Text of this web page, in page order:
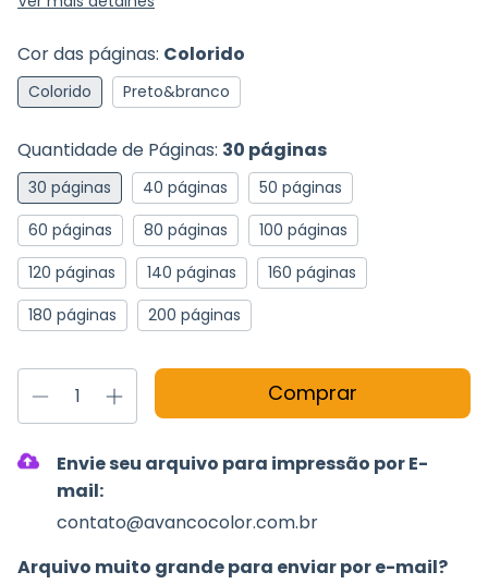
Cor das páginas: Colorido
Colorido Preto&branco
Quantidade de Páginas: 30 páginas
30 páginas 40 páginas
50 páginas
60 páginas
80 páginas
100 páginas
120 páginas
140 páginas
160 páginas
180 páginas
200 páginas
Envie seu arquivo para impressão por E-
mail:
contato@avancocolor.com.br
Arquivo muito grande para enviar por e-mail?